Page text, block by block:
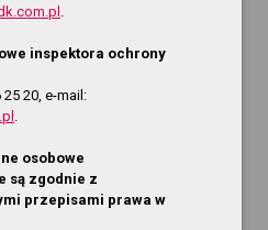
.
inspektora ochrony
20, e-mail:
.
osobowe
są zgodnie z
przepisami prawa w